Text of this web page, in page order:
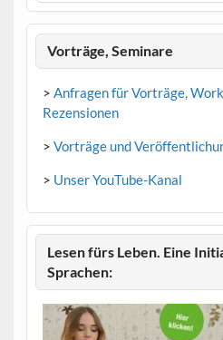
Vorträge, Seminare
> Anfragen für Vorträge,
Rezensionen
> Vorträge und
> Unser YouTube-Kanal
Lesen fürs Leben. Eine
Sprachen: